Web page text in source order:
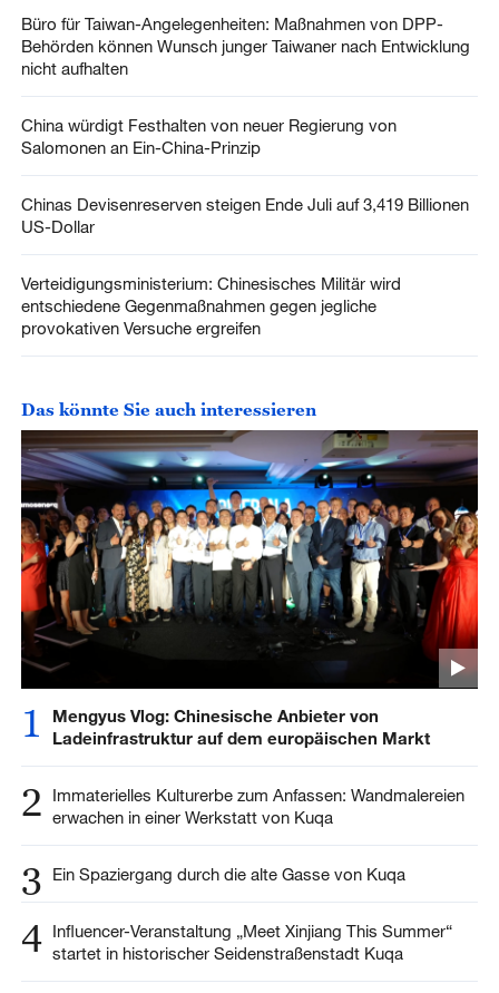
Büro für Taiwan-Angelegenheiten: Maßnahmen von DPP-
Behörden können Wunsch junger Taiwaner nach Entwicklung
nicht aufhalten
China würdigt Festhalten von neuer Regierung von
Salomonen an Ein-China-Prinzip
Chinas Devisenreserven steigen Ende Juli auf 3,419 Billionen
US-Dollar
Verteidigungsministerium: Chinesisches Militär wird
entschiedene Gegenmaßnahmen gegen jegliche
provokativen Versuche ergreifen
Das könnte Sie auch interessieren
1
Mengyus Vlog: Chinesische Anbieter von
Ladeinfrastruktur auf dem europäischen Markt
2
Immaterielles Kulturerbe zum Anfassen: Wandmalereien
erwachen in einer Werkstatt von Kuqa
3 Ein Spaziergang durch die alte Gasse von Kuqa
4 Influencer-Veranstaltung „Meet Xinjiang This Summer“
startet in historischer Seidenstraßenstadt Kuqa